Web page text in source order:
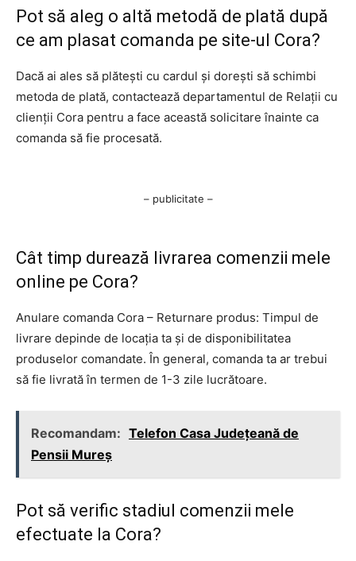
Pot să aleg o altă metodă de plată după
ce am plasat comanda pe site-ul Cora?
Dacă ai ales să plătești cu cardul și dorești să schimbi
metoda de plată, contactează departamentul de Relații cu
clienții Cora pentru a face această solicitare înainte ca
comanda să fie procesată.
– publicitate –
Cât timp durează livrarea comenzii mele
online pe Cora?
Anulare comanda Cora – Returnare produs: Timpul de
livrare depinde de locația ta și de disponibilitatea
produselor comandate. În general, comanda ta ar trebui
să fie livrată în termen de 1-3 zile lucrătoare.
Recomandam: Telefon Casa Județeană de
Pensii Mureș
Pot să verific stadiul comenzii mele
efectuate la Cora?